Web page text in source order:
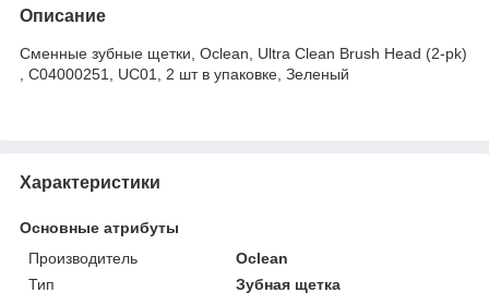
Описание
Сменные зубные щетки, Oclean, Ultra Clean Brush Head (2-pk)
, С04000251, UC01, 2 шт в упаковке, Зеленый
Характеристики
Основные атрибуты
Производитель
Oclean
Тип
Зубная щетка